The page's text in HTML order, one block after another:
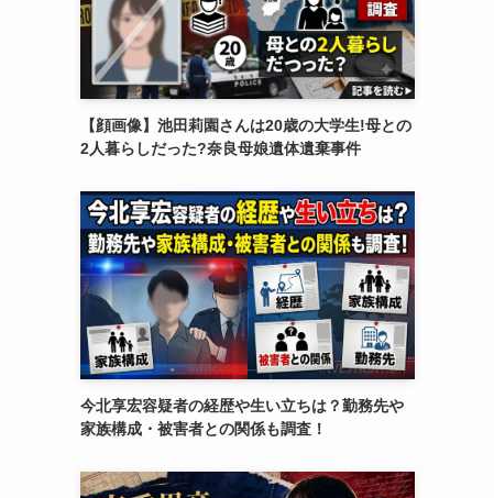
【顔画像】池田莉園さんは20歳の大学生!母との
2人暮らしだった?奈良母娘遺体遺棄事件
今北享宏容疑者の経歴や生い立ちは？勤務先や
家族構成・被害者との関係も調査！